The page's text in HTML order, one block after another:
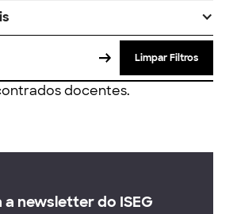
Limpar Filtros
docentes.
a newsletter do ISEG